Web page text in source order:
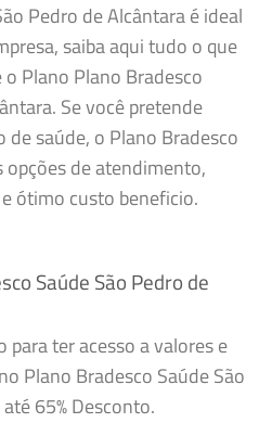
Pedro de Alcântara é ideal
saiba aqui tudo o que
Plano Plano Bradesco
Se você pretende
saúde, o Plano Bradesco
de atendimento,
ótimo custo beneficio.
Saúde São Pedro de
para ter acesso a valores e
Plano Bradesco Saúde São
65% Desconto.